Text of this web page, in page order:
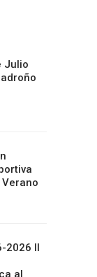
Julio
Verano
2026 II
al